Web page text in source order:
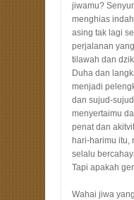
jiwamu?
menghias
asing tak lagi
perjalanan
tilawah dan
Duha dan
menjadi
dan sujud-
menyertaimu
penat dan
hari-harimu itu,
selalu
Tapi apakah
Wahai jiwa